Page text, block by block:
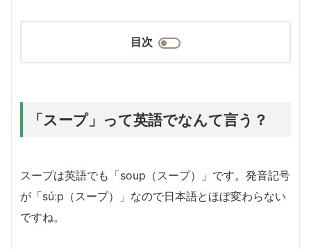
目次
「スープ」って英語でなんて言う？
スープは英語でも「soup（スープ）」です。発音記号
が「súːp（スープ）」なので日本語とほぼ変わらない
ですね。